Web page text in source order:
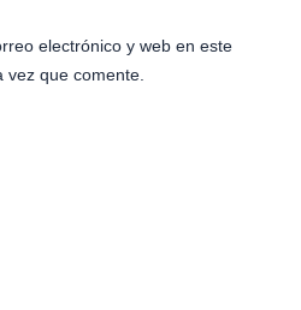
electrónico y web en este
que comente.